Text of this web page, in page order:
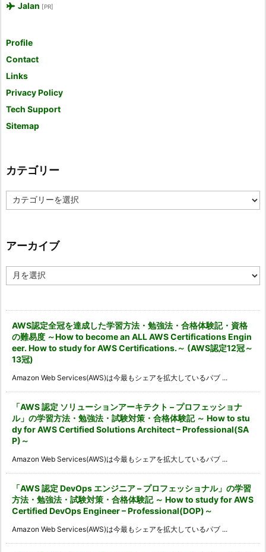
Jalan [PR]
Profile
Contact
Links
Privacy Policy
Tech Support
Sitemap
カテゴリー
テ
ー
アーカイブ
ー
AWS認定全冠を達成した学習方法・勉強法・合格体験記・資格
の難易度 ～How to become an ALL AWS Certifications Engin
eer. How to study for AWS Certifications.～ (AWS認定12冠～
13冠)
Amazon Web Services(AWS)は今最もシェアを拡大しているパブ ...
「AWS 認定 ソリューションアーキテクト – プロフェッショナ
ル」の学習方法・勉強法・試験対策・合格体験記 ～ How to stu
dy for AWS Certified Solutions Architect – Professional(SA
P)～
Amazon Web Services(AWS)は今最もシェアを拡大しているパブ ...
「AWS 認定 DevOps エンジニア – プロフェッショナル」の学習
方法・勉強法・試験対策・合格体験記 ～ How to study for AWS
Certified DevOps Engineer – Professional(DOP)～
Amazon Web Services(AWS)は今最もシェアを拡大しているパブ ...